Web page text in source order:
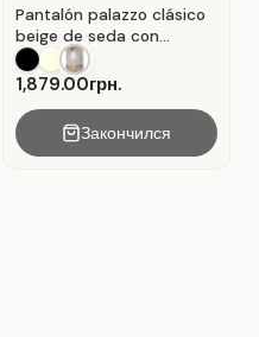
Pantalón palazzo clásico
beige de seda con
pliegues . Beige.
1,879.00грн.
Закончился